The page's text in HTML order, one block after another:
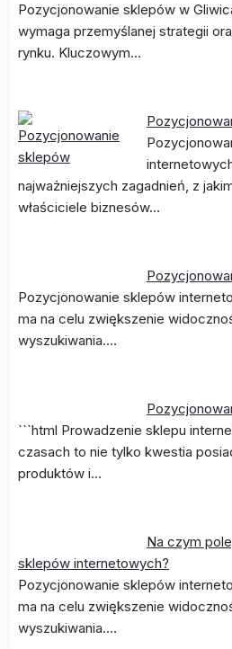
Pozycjonowanie sklepów w
wymaga przemyślanej strategii
rynku. Kluczowym…
najważniejszych zagadnień, z
właściciele biznesów…
Pozycjonowanie sklepów
ma na celu zwiększenie
wyszukiwania.…
```html Prowadzenie sklepu
czasach to nie tylko kwestia
produktów i…
Na czym
sklepów internetowych?
Pozycjonowanie sklepów
ma na celu zwiększenie
wyszukiwania.…